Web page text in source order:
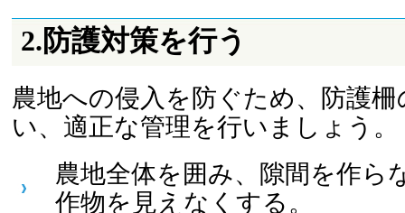
2.防護対策を行う
農地への侵入を防ぐため、防護
い、適正な管理を行いましょう。
農地全体を囲み、隙間を作ら
作物を見えなくする。